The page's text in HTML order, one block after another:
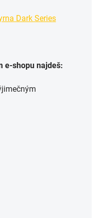
Dark Series
e-shopu najdeš: